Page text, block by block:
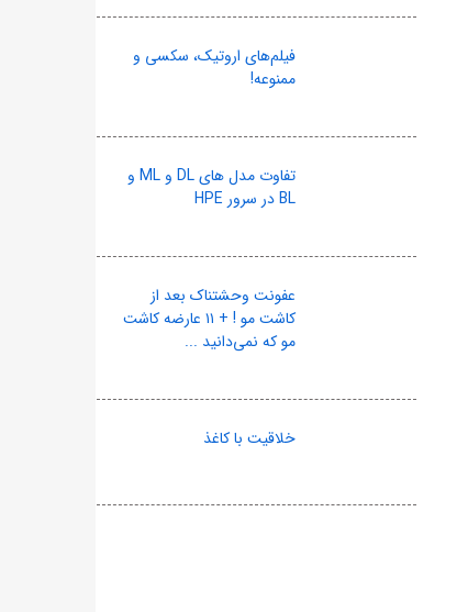
فیلم‌های اروتیک، سکسی و
ممنوعه!
تفاوت مدل های DL و ML و
BL در سرور HPE
عفونت وحشتناک بعد از
کاشت مو ! + ۱۱ عارضه کاشت
مو که نمی‌دانید ...
خلاقیت با کاغذ